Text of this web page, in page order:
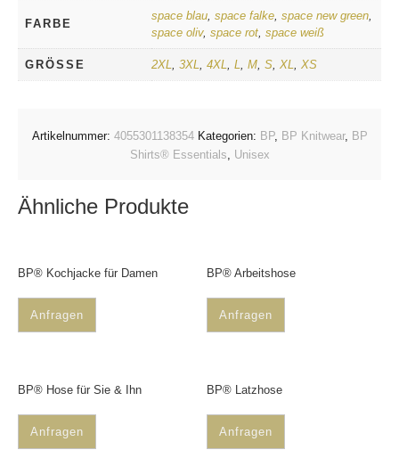
FARBE
space blau, space falke, space new green,
space oliv, space rot, space weiß
GRÖSSE 2XL, 3XL, 4XL, L, M, S, XL, XS
Artikelnummer: 4055301138354 Kategorien: BP, BP Knitwear, BP
Shirts® Essentials, Unisex
Ähnliche Produkte
BP® Kochjacke für Damen
Anfragen
BP® Arbeitshose
Anfragen
BP® Hose für Sie & Ihn
Anfragen
BP® Latzhose
Anfragen